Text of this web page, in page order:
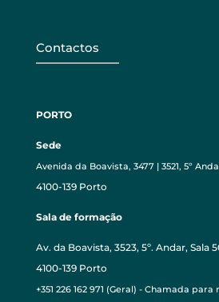
Contactos
PORTO
Sede
Avenida da Boavista, 3477 | 3521, 5º
4100-139 Porto
Sala de formação
Av. da Boavista, 3523, 5º. Andar, Sala
4100-139 Porto
+351 226 162 971 (Geral) - Chamada